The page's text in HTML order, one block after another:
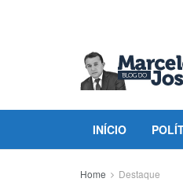
INÍCIO
Home Destaque